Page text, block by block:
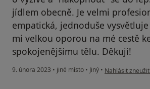
jídlem obecně. Je velmi
empatická, jednoduše
mi velkou oporou na mé cestě
spokojenějšímu tělu. Děkuji!
9. února 2023 • jiné místo • Jiný • podle názoru
Nahlásit